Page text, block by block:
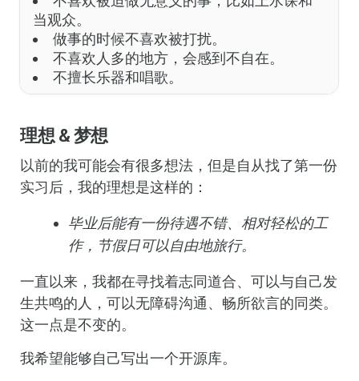
当观众。
做事的时候不喜欢被打扰。
不喜欢人多的地方，会感到不自在。
不擅长乐器和唱歌。
理想 & 梦想
以前的我可能会有很多想法，但是自从找了第一份
实习后，我的理想是这样的：
毕业后能有一份待遇不错、相对轻松的工
作，节假日可以自由地旅行。
一直以来，我都在寻找着志同道合、可以与自己发
生共鸣的人，可以无障碍沟通、畅所欲言的同类。
这一点是不变的。
我希望能够自己写出一个开源库。